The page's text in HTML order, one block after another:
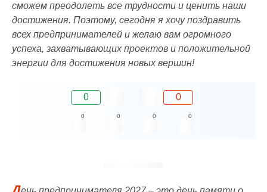
сможем преодолеть все трудности и ценить наши
достижения. Поэтому, сегодня я хочу поздравить
всех предпринимателей и желаю вам огромного
успеха, захватывающих проектов и положительной
энергии для достижения новых вершин!
0 0
0 0 0 0